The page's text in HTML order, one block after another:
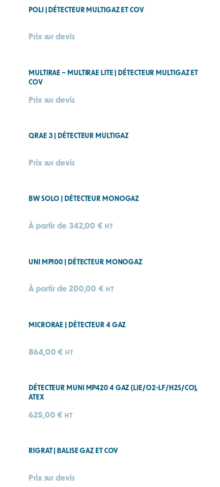
POLI | DÉTECTEUR MULTIGAZ ET COV
Prix sur devis
MULTIRAE – MULTIRAE LITE | DÉTECTEUR MULTIGAZ ET
COV
Prix sur devis
QRAE 3 | DÉTECTEUR MULTIGAZ
Prix sur devis
BW SOLO | DÉTECTEUR MONOGAZ
À partir de 342,00 € HT
UNI MP100 | DÉTECTEUR MONOGAZ
À partir de 200,00 € HT
MICRORAE | DÉTECTEUR 4 GAZ
864,00 € HT
DÉTECTEUR MUNI MP420 4 GAZ (LIE/O2-LF/H2S/CO),
ATEX
625,00 € HT
RIGRAT | BALISE GAZ ET COV
Prix sur devis